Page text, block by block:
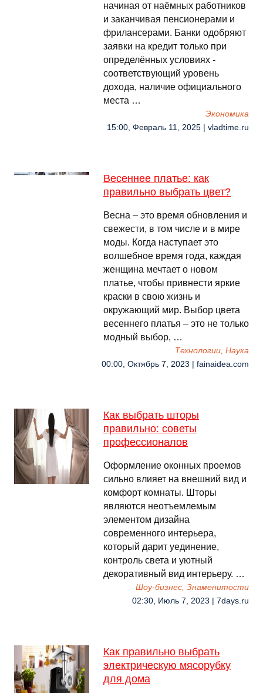
начиная от наёмных работников
и заканчивая пенсионерами и
фрилансерами. Банки одобряют
заявки на кредит только при
определённых условиях -
соответствующий уровень
дохода, наличие официального
места …
Экономика
15:00, Февраль 11, 2025 | vladtime.ru
Весеннее платье: как
правильно выбрать цвет?
Весна – это время обновления и
свежести, в том числе и в мире
моды. Когда наступает это
волшебное время года, каждая
женщина мечтает о новом
платье, чтобы привнести яркие
краски в свою жизнь и
окружающий мир. Выбор цвета
весеннего платья – это не только
модный выбор, …
Технологии, Наука
00:00, Октябрь 7, 2023 | fainaidea.com
Как выбрать шторы
правильно: советы
профессионалов
Оформление оконных проемов
сильно влияет на внешний вид и
комфорт комнаты. Шторы
являются неотъемлемым
элементом дизайна
современного интерьера,
который дарит уединение,
контроль света и уютный
декоративный вид интерьеру. …
Шоу-бизнес, Знаменитости
02:30, Июль 7, 2023 | 7days.ru
Как правильно выбрать
электрическую мясорубку
для дома